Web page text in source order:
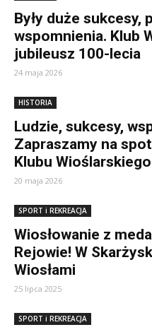
Były duże sukcesy,
wspomnienia. Klub
jubileusz 100-lecia
24 maja 2026
HISTORIA
Ludzie, sukcesy,
Zapraszamy na
Klubu
20 maja 2026
SPORT i REKREACJA
Wiosłowanie z
Rejowie! W
Wiosłami
25 lipca 2025
SPORT i REKREACJA